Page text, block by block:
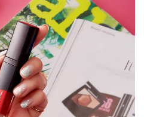
人気 アイドル
かわいい